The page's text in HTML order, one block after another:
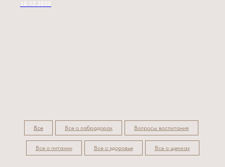
10.12.2020
Все Все о лабрадорах Вопросы воспитания
Все о питании Все о здоровье Все о щенках